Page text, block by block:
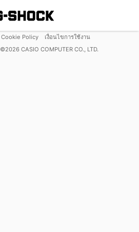
Cookie Policy
เงื่อนไขการใช้งาน
©2026 CASIO COMPUTER CO., LTD.